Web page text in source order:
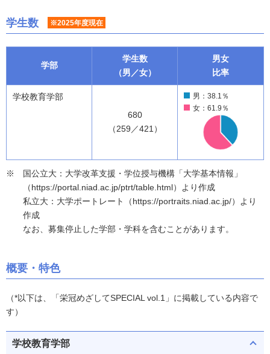
学生数 ※2025年度現在
学部
学生数
（男／女）
男女
比率
学校教育学部
680
（259／421）
男：38.1％
女：61.9％
国公立大：大学改革支援・学位授与機構「大学基本情報」
（https://portal.niad.ac.jp/ptrt/table.html）より作成
私立大：大学ポートレート（https://portraits.niad.ac.jp/）より
作成
なお、募集停止した学部・学科を含むことがあります。
概要・特色
（*以下は、「栄冠めざしてSPECIAL vol.1」に掲載している内容で
す）
学校教育学部